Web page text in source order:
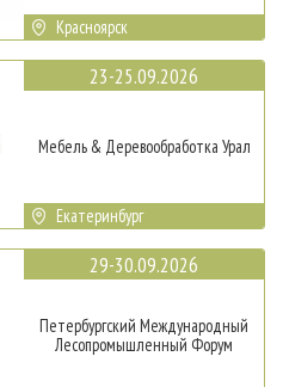
Красноярск
23-25.09.2026
Мебель & Деревообработка Урал
Екатеринбург
29-30.09.2026
Петербургский Международный
Лесопромышленный Форум